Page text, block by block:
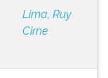
Lima, Ruy
Cirne